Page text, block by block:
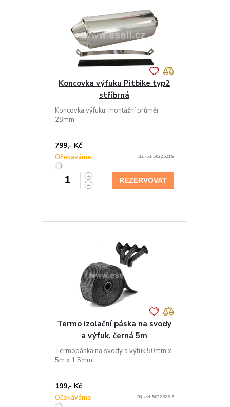
Koncovka výfuku Pitbike typ2
stříbrná
Koncovka výfuku, montážní průměr
28mm
799,- Kč
Očekáváme Obj. kód: 5032621S
REZERVOVAT
Termo izolační páska na svody
a výfuk, černá 5m
Termopáska na svody a výfuk 50mm x
5m x 1,5mm
199,- Kč
Očekáváme Obj. kód: 5032625-5